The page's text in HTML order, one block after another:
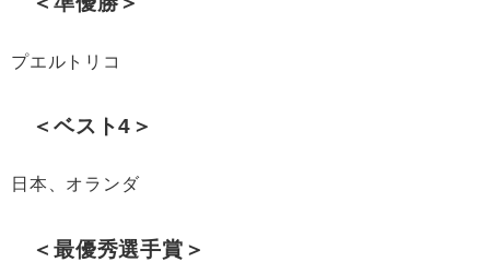
プエルトリコ
＜ベスト4＞
日本、オランダ
＜最優秀選手賞＞